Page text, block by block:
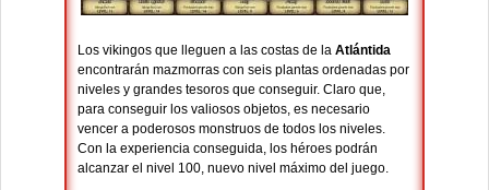
Los vikingos que lleguen a las costas de la Atlántida
encontrarán mazmorras con seis plantas ordenadas por
niveles y grandes tesoros que conseguir. Claro que,
para conseguir los valiosos objetos, es necesario
vencer a poderosos monstruos de todos los niveles.
Con la experiencia conseguida, los héroes podrán
alcanzar el nivel 100, nuevo nivel máximo del juego.